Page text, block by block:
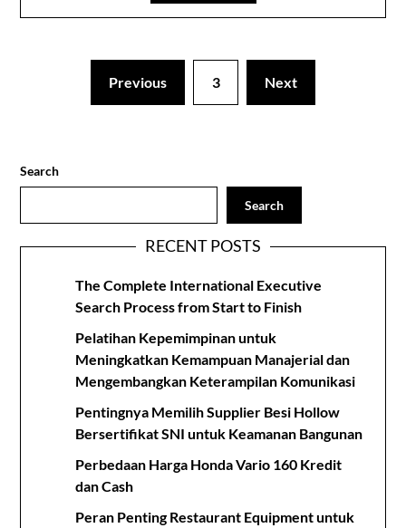
Previous 3 Next
Search
Search
RECENT POSTS
The Complete International Executive
Search Process from Start to Finish
Pelatihan Kepemimpinan untuk
Meningkatkan Kemampuan Manajerial dan
Mengembangkan Keterampilan Komunikasi
Pentingnya Memilih Supplier Besi Hollow
Bersertifikat SNI untuk Keamanan Bangunan
Perbedaan Harga Honda Vario 160 Kredit
dan Cash
Peran Penting Restaurant Equipment untuk